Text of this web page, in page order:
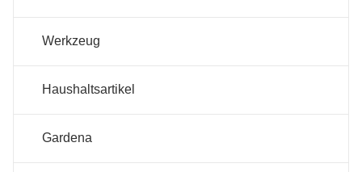
Werkzeug
Haushaltsartikel
Gardena